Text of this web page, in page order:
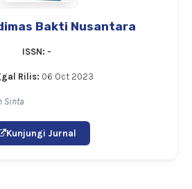
Bakti Nusantara
ISSN: -
Rilis: 06 Oct 2023
Sinta
Kunjungi Jurnal